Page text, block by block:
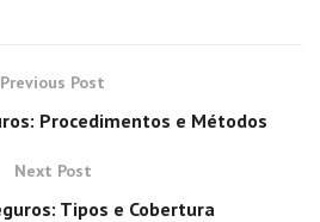
Previous Post
Procedimentos e Métodos
Next Post
Tipos e Cobertura